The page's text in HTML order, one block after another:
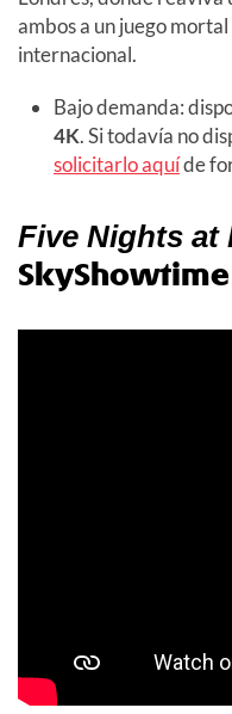
ambos a un juego
internacional.
Bajo demanda:
4K. Si todavía no
solicitarlo aquíde
Five Nights at
SkyShowtime